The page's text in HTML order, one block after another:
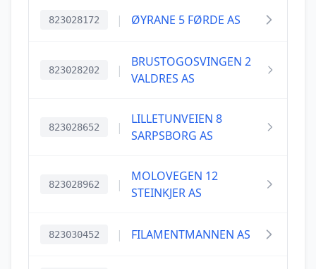
823028172 | ØYRANE 5 FØRDE AS
823028202 |
BRUSTOGOSVINGEN 2
VALDRES AS
823028652 |
LILLETUNVEIEN 8
SARPSBORG AS
823028962 |
MOLOVEGEN 12
STEINKJER AS
823030452 | FILAMENTMANNEN AS